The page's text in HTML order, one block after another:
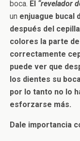
boca. El “revelador
un enjuague bucal
después del
colores la parte
correctamente
puede ver que
los dientes su
por lo tanto no lo
esforzarse más.
Dale importancia